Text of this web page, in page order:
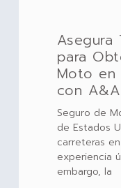
Asegura
para
Moto en
con
Seguro de
de Estados
carreteras
experiencia
embargo, la